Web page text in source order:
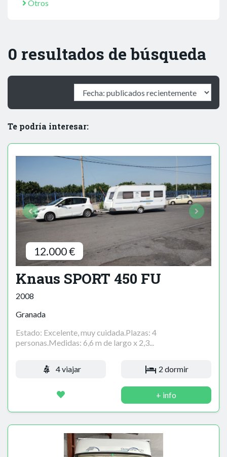
Otros
0 resultados de búsqueda
Te podría interesar:
12.000 €
Knaus SPORT 450 FU
2008
Granada
Estado: Excelente, muy cuidada.Plazas: 4
personas.Medidas: 6,6 m de largo x 2,3...
4 viajar 2 dormir
+ info